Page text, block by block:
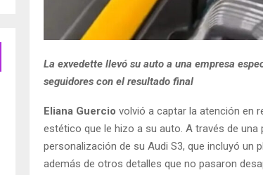
La exvedette llevó su auto a una empresa
seguidores con el resultado final
Eliana Guercio volvió a captar la atención en
estético que le hizo a su auto. A través de
personalización de su Audi S3, que incluyó
además de otros detalles que no pasaron